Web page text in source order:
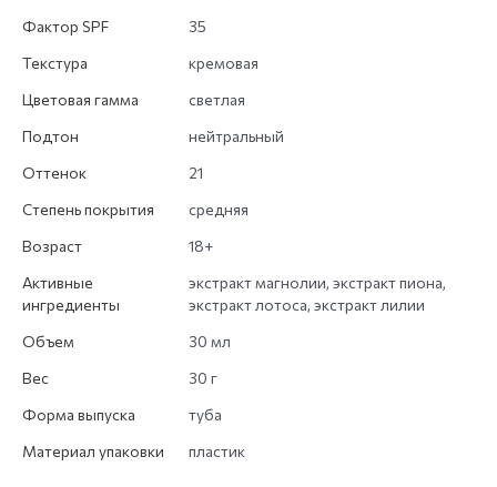
Фактор SPF
35
Текстура
кремовая
Цветовая гамма
светлая
Подтон
нейтральный
Оттенок
21
Степень покрытия
средняя
Возраст
18+
Активные
ингредиенты
экстракт магнолии, экстракт пиона,
экстракт лотоса, экстракт лилии
Объем
30 мл
Вес
30 г
Форма выпуска
туба
Материал упаковки
пластик